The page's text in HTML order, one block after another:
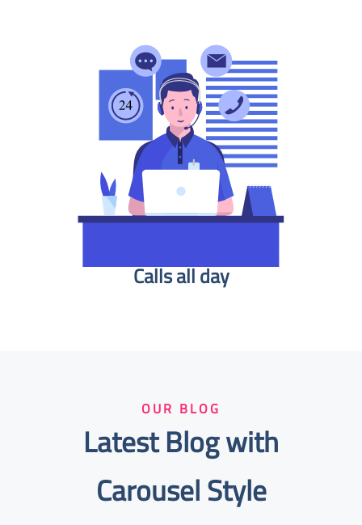
Calls all day
OUR BLOG
Latest Blog with
Carousel Style